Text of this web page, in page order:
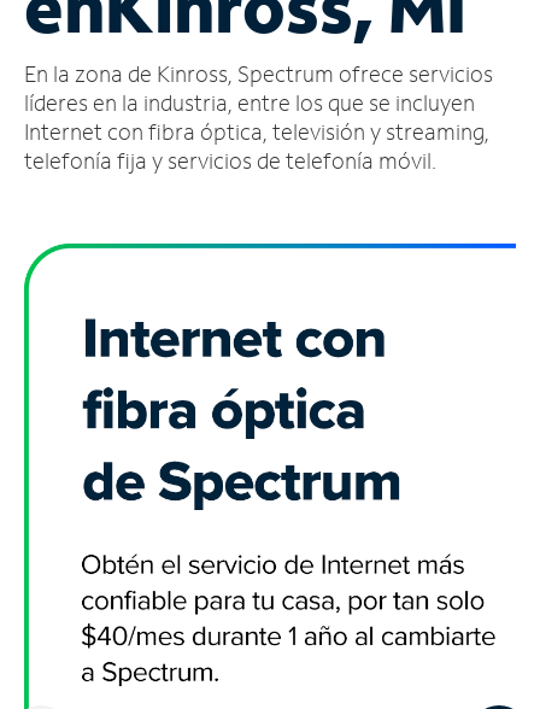
cuenta
Encuentra
una
tienda
En la zona de Kinross, Spectrum ofrece servicios
líderes en la industria, entre los que se incluyen
Internet con fibra óptica, televisión y streaming,
telefonía fija y servicios de telefonía móvil.